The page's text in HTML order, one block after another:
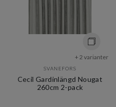
+ 2 varianter
SVANEFORS
Cecil Gardinlängd Nougat
260cm 2-pack